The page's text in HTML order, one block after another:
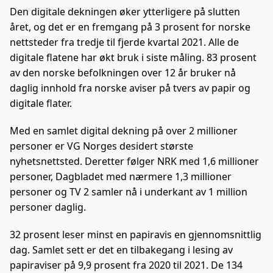
Den digitale dekningen øker ytterligere på slutten
året, og det er en fremgang på 3 prosent for norske
nettsteder fra tredje til fjerde kvartal 2021. Alle de
digitale flatene har økt bruk i siste måling. 83 prosent
av den norske befolkningen over 12 år bruker nå
daglig innhold fra norske aviser på tvers av papir og
digitale flater.
Med en samlet digital dekning på over 2 millioner
personer er VG Norges desidert største
nyhetsnettsted. Deretter følger NRK med 1,6 millioner
personer, Dagbladet med nærmere 1,3 millioner
personer og TV 2 samler nå i underkant av 1 million
personer daglig.
32 prosent leser minst en papiravis en gjennomsnittlig
dag. Samlet sett er det en tilbakegang i lesing av
papiraviser på 9,9 prosent fra 2020 til 2021. De 134